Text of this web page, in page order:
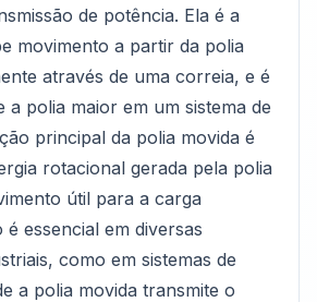
de potência. Ela é a
movimento a partir da polia
através de uma correia, e é
a polia maior em um sistema de
principal da polia movida é
rotacional gerada pela polia
útil para a carga
é essencial em diversas
como em sistemas de
a polia movida transmite o